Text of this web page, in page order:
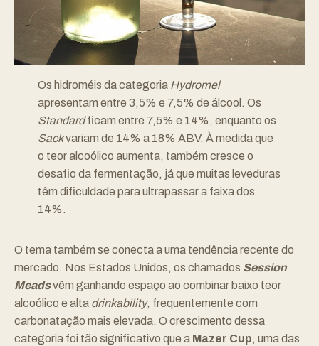
Os hidroméis da categoria Hydromel
apresentam entre 3,5% e 7,5% de álcool. Os
Standardficam entre 7,5% e 14%, enquanto os
Sackvariam de 14% a 18% ABV. À medida que
o teor alcoólico aumenta, também cresce o
desafio da fermentação, já que muitas leveduras
têm dificuldade para ultrapassar a faixa dos
14%.
O tema também se conecta a uma tendência recente do
mercado. Nos Estados Unidos, os chamados Session
Meadsvêm ganhando espaço ao combinar baixo teor
alcoólico e alta drinkability, frequentemente com
carbonatação mais elevada. O crescimento dessa
categoria foi tão significativo que a Mazer Cup, uma das